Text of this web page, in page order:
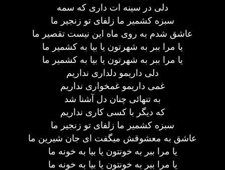
دلی در سینه ات داری که سمه
سبزه کشمیر ما زلفای تو زنجیر ما
عاشق شدم به روی ماه این نیست تقصیر ما
یا مرا ببر به شهرتون یا بیا به کشمیر ما
یا مرا ببر به شهرتون یا بیا به کشمیر ما
دلی داریمو دلداری نداریم
غمی داریمو غمخواری نداریم
به تنهائی چنان دل آشنا شد
که دیگر با کسی کاری نداریم
سبزه کشمیر ما زلفای تو زنجیر ما
عاشق به معشوقش میگفت ای جان شیرین ما
یا مرا ببر به خونتون یا بیا به خونه ما
یا مرا ببر به خونتون یا بیا به خونه ما